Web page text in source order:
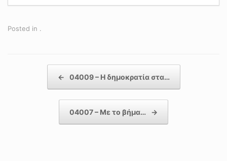
Posted in .
← 04009 – Η δημοκρατία στα…
04007 – Με το βήμα… →